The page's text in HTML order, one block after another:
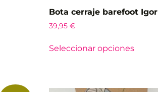
Bota cerraje barefoot Igor
39,95€
Seleccionar opciones